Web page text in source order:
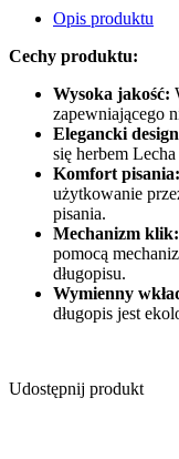
Opis produktu
Cechy produktu:
Wysoka jakość:
zapewniającego
Elegancki
się herbem
Komfort pisania:
użytkowanie
pisania.
Mechanizm klik:
pomocą
długopisu.
Wymienny
długopis jest
Udostępnij produkt